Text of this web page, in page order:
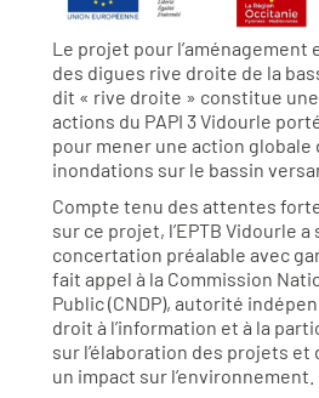
Le projet pour l’aménagement
des digues rive droite de la
dit « rive droite » constitue
actions du PAPI 3 Vidourle
pour mener une action
inondations sur le bassin
Compte tenu des attentes
sur ce projet, l’EPTB Vidourle
concertation préalable avec
fait appel à la Commission
Public (CNDP), autorité
droit à l’information et à la
sur l’élaboration des projets
un impact sur l’environnement.